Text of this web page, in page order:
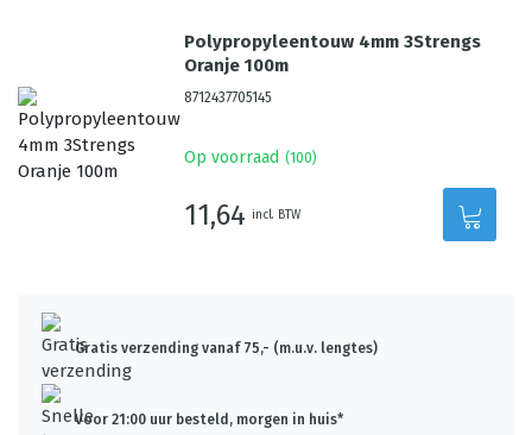
Polypropyleentouw 4mm 3Strengs
Oranje 100m
8712437705145
Op voorraad (100)
11,64 incl. BTW
Gratis verzending vanaf 75,- (m.u.v. lengtes)
Voor 21:00 uur besteld, morgen in huis*